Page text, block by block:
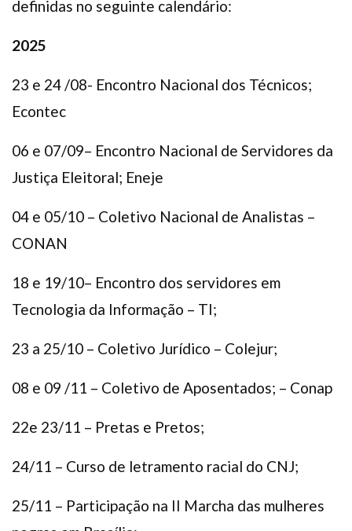
definidas no seguinte calendário:
2025
23 e 24 /08- Encontro Nacional dos Técnicos;
Econtec
06 e 07/09– Encontro Nacional de Servidores da
Justiça Eleitoral; Eneje
04 e 05/10 – Coletivo Nacional de Analistas –
CONAN
18 e 19/10– Encontro dos servidores em
Tecnologia da Informação – TI;
23 a 25/10 – Coletivo Jurídico – Colejur;
08 e 09 /11 – Coletivo de Aposentados; – Conap
22e 23/11 – Pretas e Pretos;
24/11 – Curso de letramento racial do CNJ;
25/11 – Participação na II Marcha das mulheres